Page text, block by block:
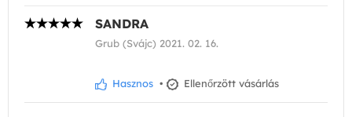
SANDRA
Grub (Svájc) 2021. 02. 16.
Hasznos • Ellenőrzött vásárlás